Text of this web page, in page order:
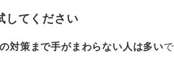
してください
対策まで手がまわらない人は多いで